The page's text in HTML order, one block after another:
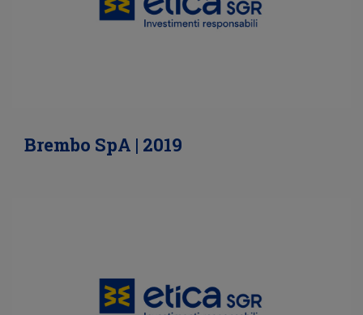
Brembo SpA | 2019